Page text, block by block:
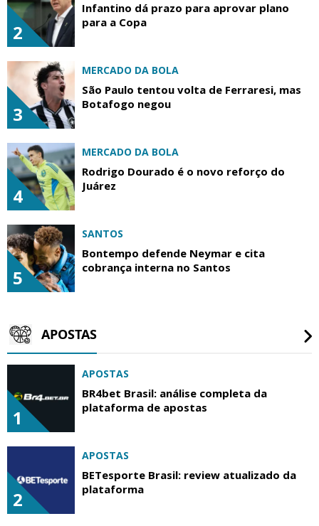
2
Infantino dá prazo para aprovar plano
para a Copa
3
MERCADO DA BOLA
São Paulo tentou volta de Ferraresi, mas
Botafogo negou
4
MERCADO DA BOLA
Rodrigo Dourado é o novo reforço do
Juárez
5
SANTOS
Bontempo defende Neymar e cita
cobrança interna no Santos
APOSTAS
1
APOSTAS
BR4bet Brasil: análise completa da
plataforma de apostas
2
APOSTAS
BETesporte Brasil: review atualizado da
plataforma